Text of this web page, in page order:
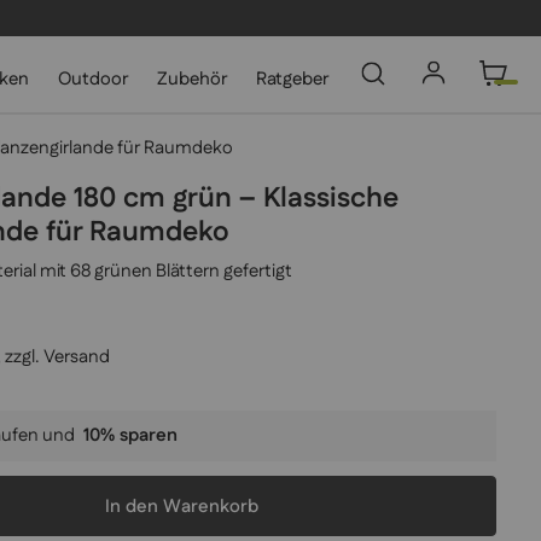
Outdoor Zubehör Ratgeber
für Raumdeko
180 cm grün – Klassische
für Raumdeko
mit 68 grünen Blättern gefertigt
Versand
und 10% sparen
In den Warenkorb